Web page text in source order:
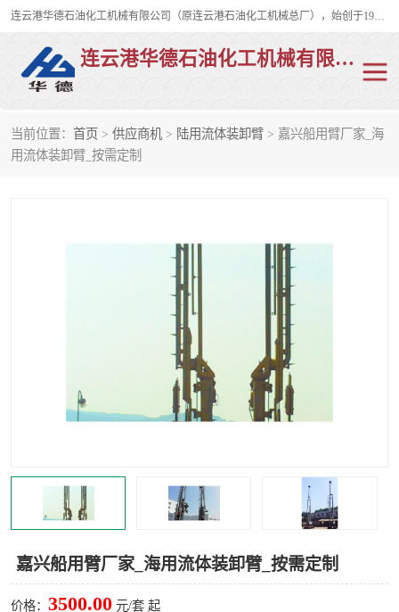
连云港华德石油化工机械有限公司（原连云港石油化工机械总厂），始创于1982年，是从事码头船用流体装卸臂、陆用流体装卸臂（鹤管）、活动梯、钢构平台、定量装车系统等全系列流体装卸设备的设计、制造、销售以及服务的专业供应商。
连云港华德石油化工机械有限公司
当前位置： 首页 > 供应商机 > 陆用流体装卸臂 > 嘉兴船用臂厂家_海
用流体装卸臂_按需定制
嘉兴船用臂厂家_海用流体装卸臂_按需定制
价格： 3500.00 元/套 起
陆用流体装卸臂
活动梯
卸车鹤管
火车鹤管
汽车鹤管 顶部鹤管
浮动出油装置